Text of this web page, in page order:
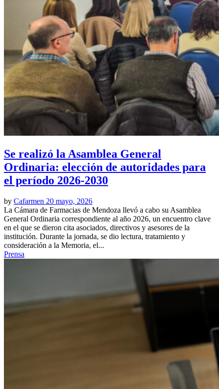
Se realizó la Asamblea General
Ordinaria: elección de autoridades para
el período 2026-2030
by Cafarmen 20 mayo, 2026
La Cámara de Farmacias de Mendoza llevó a cabo su Asamblea
General Ordinaria correspondiente al año 2026, un encuentro clave
en el que se dieron cita asociados, directivos y asesores de la
institución. Durante la jornada, se dio lectura, tratamiento y
consideración a la Memoria, el...
Prensa